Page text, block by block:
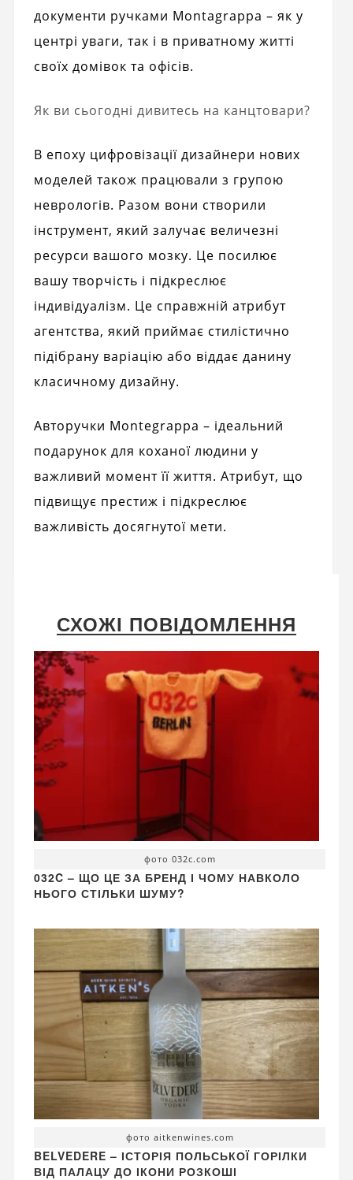
документи ручками Montagrappa – як у
центрі уваги, так і в приватному житті
своїх домівок та офісів.
Як ви сьогодні дивитесь на канцтовари?
В епоху цифровізації дизайнери нових
моделей також працювали з групою
неврологів. Разом вони створили
інструмент, який залучає величезні
ресурси вашого мозку. Це посилює
вашу творчість і підкреслює
індивідуалізм. Це справжній атрибут
агентства, який приймає стилістично
підібрану варіацію або віддає данину
класичному дизайну.
Авторучки Montegrappa – ідеальний
подарунок для коханої людини у
важливий момент її життя. Атрибут, що
підвищує престиж і підкреслює
важливість досягнутої мети.
СХОЖІ ПОВІДОМЛЕННЯ
фото 032c.com
032C – ЩО ЦЕ ЗА БРЕНД І ЧОМУ НАВКОЛО
НЬОГО СТІЛЬКИ ШУМУ?
фото aitkenwines.com
BELVEDERE – ІСТОРІЯ ПОЛЬСЬКОЇ ГОРІЛКИ
ВІД ПАЛАЦУ ДО ІКОНИ РОЗКОШІ